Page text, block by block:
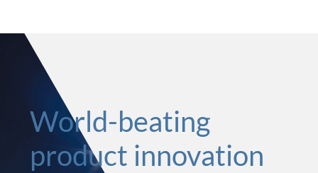
World-beating
product innovation